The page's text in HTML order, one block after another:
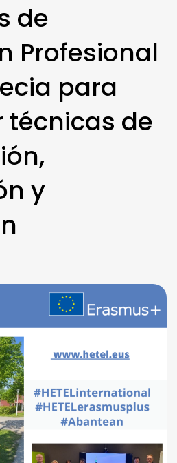
de
Profesional
para
técnicas de
y